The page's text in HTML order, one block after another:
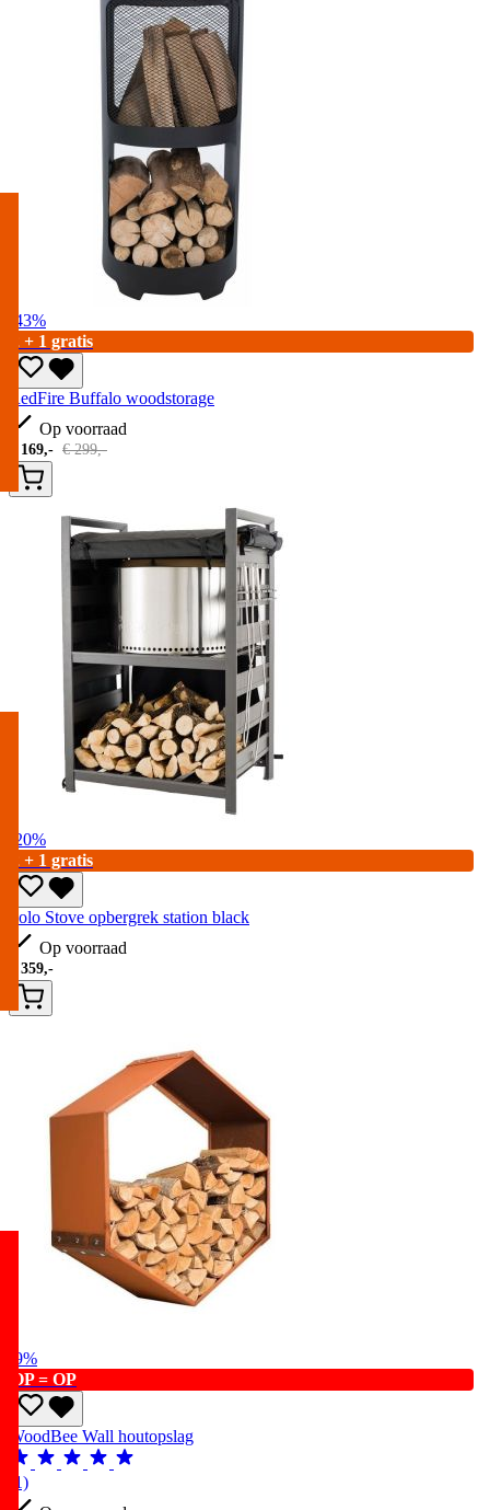
-43%
2 + 1 gratis
RedFire Buffalo woodstorage
Op voorraad
169,- €299,-
-20%
2 + 1 gratis
Solo Stove opbergrek station black
Op voorraad
359,-
-9%
OP = OP
WoodBee Wall houtopslag
(1)